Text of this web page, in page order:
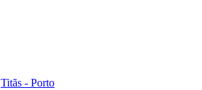
Titãs - Porto